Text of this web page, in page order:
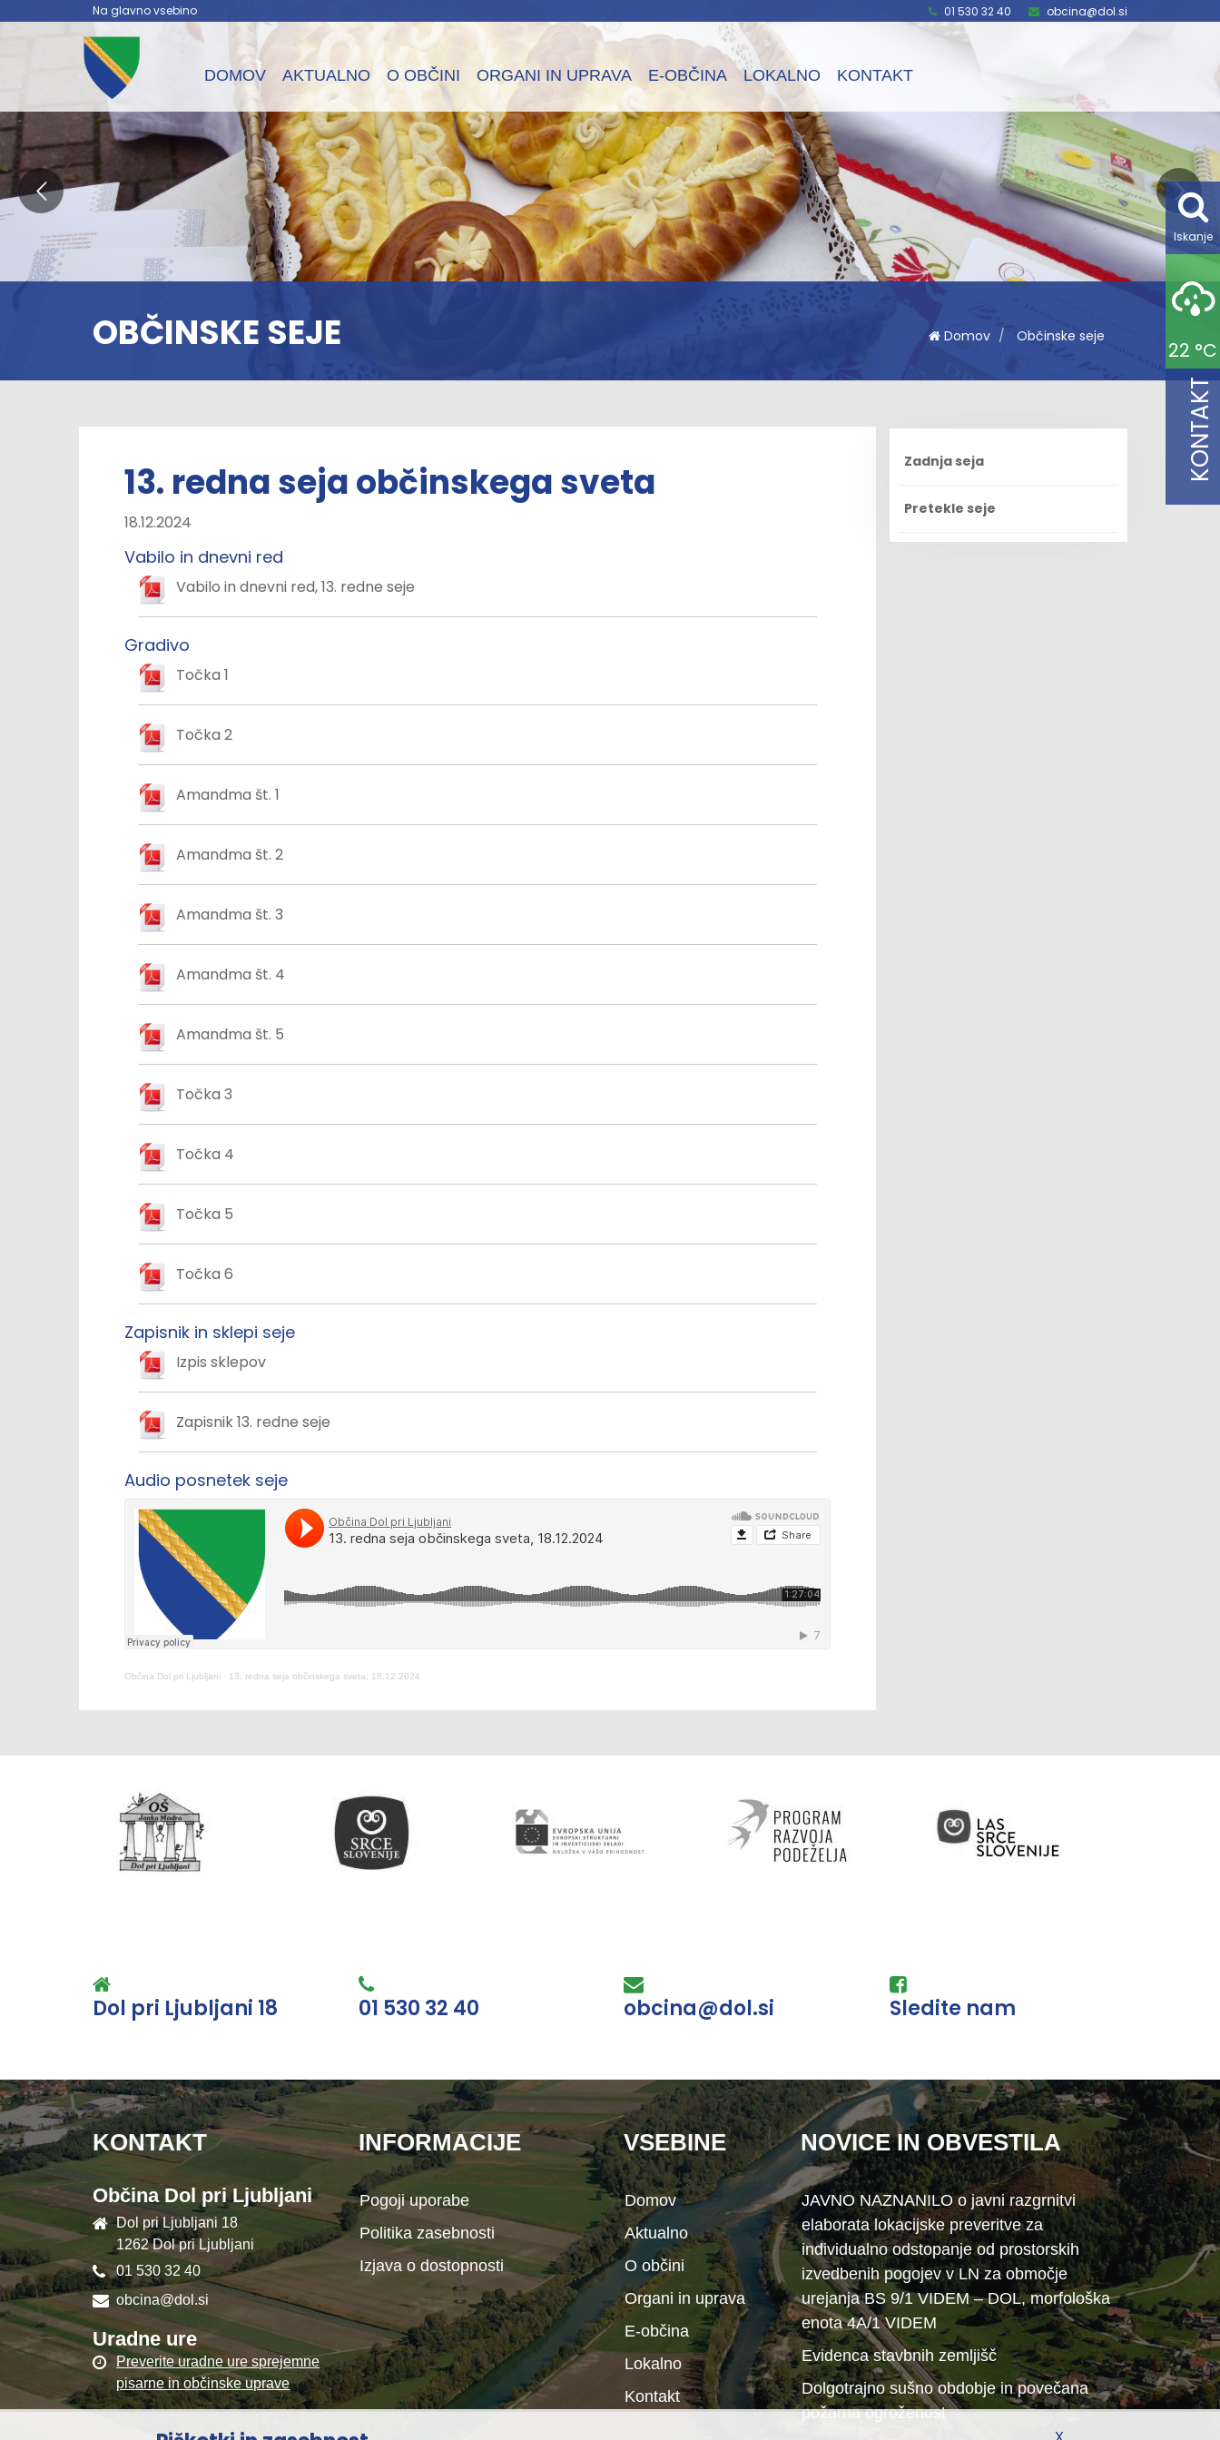
Na glavno vsebino 01 530 32 40 obcina@dol.si
DOMOV AKTUALNO O OBČINI ORGANI IN UPRAVA E-OBČINA LOKALNO KONTAKT
Iskanje
22 °C
KONTAKT
OBČINSKE SEJE Domov Občinske seje
13. redna seja občinskega sveta
18.12.2024
Vabilo in dnevni red
Vabilo in dnevni red, 13. redne seje
Gradivo
Točka 1
Točka 2
Amandma št. 1
Amandma št. 2
Amandma št. 3
Amandma št. 4
Amandma št. 5
Točka 3
Točka 4
Točka 5
Točka 6
Zapisnik in sklepi seje
Izpis sklepov
Zapisnik 13. redne seje
Audio posnetek seje
Občina Dol pri Ljubljani · 13. redna seja občinskega sveta, 18.12.2024
Zadnja seja
Pretekle seje
Dol pri Ljubljani 18 01 530 32 40 obcina@dol.si Sledite nam
KONTAKT
Občina Dol pri Ljubljani
Dol pri Ljubljani 18
1262 Dol pri Ljubljani
01 530 32 40
obcina@dol.si
Uradne ure
Preverite uradne ure sprejemne
pisarne in občinske uprave
INFORMACIJE
Pogoji uporabe
Politika zasebnosti
Izjava o dostopnosti
VSEBINE
Domov
Aktualno
O občini
Organi in uprava
E-občina
Lokalno
Kontakt
NOVICE IN OBVESTILA
JAVNO NAZNANILO o javni razgrnitvi
elaborata lokacijske preveritve za
individualno odstopanje od prostorskih
izvedbenih pogojev v LN za območje
urejanja BS 9/1 VIDEM – DOL, morfološka
enota 4A/1 VIDEM
Evidenca stavbnih zemljišč
Dolgotrajno sušno obdobje in povečana
požarna ogroženost